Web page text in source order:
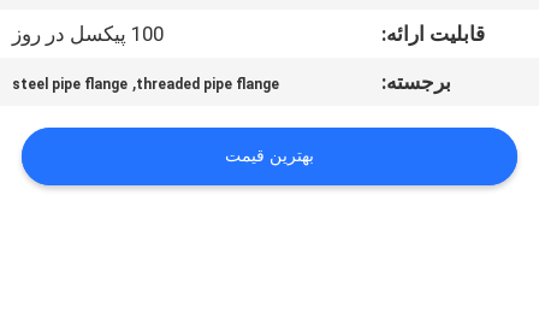
تماس
بگیرید
قابلیت ارائه:
100 پیکسل در روز
برجسته:
threaded pipe flange
,
steel pipe flange
بهترین قیمت